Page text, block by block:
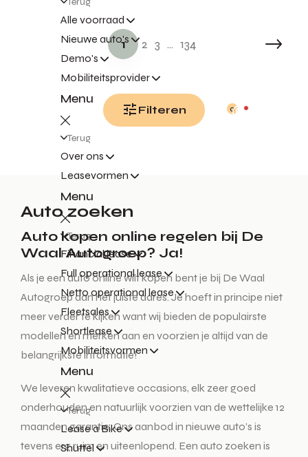
Alle voorraad
Nieuwe auto's
Demo's
Mobiliteitsprovider
Menu
Terug
Over ons
Leasevormen
Menu
Terug
Financial lease
Full operational lease
Netto operational lease
Fleetsales
Shortlease
Mobiliteitsvormen
Menu
Terug
Lease a Bike
Shuttel
0
1 2 3 ... 134
Filteren
Auto zoeken
Auto kopen online regelen bij De
Waal Autogroep? Ja!
Als je een auto online wilt kopen bent je bij De Waal
Autogroep aan het juiste adres. Je hoeft in principe niet
meer verder te kijken want wij bieden de populairste
modellen en merken aan en voorzien je altijd van de
belangrijkste informatie!
We leveren kwalitatieve occasions, elk zeer goed
onderhouden en natuurlijk voorzien van de wettelijke 12
maanden garantie. Ons aanbod in nieuwe auto’s is
tevens erg ruim en uiteenlopend. Een auto zoeken is